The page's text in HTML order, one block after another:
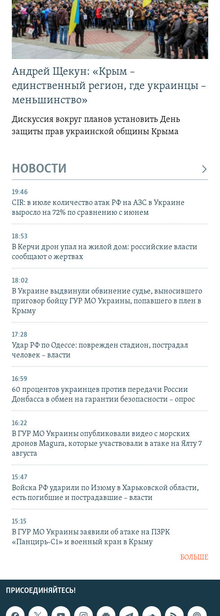
Андрей Щекун: «Крым –
единственный регион, где украинцы –
меньшинство»
Дискуссия вокруг планов установить День
защиты прав украинской общины Крыма
НОВОСТИ
19:46
CIR: в июле количество атак РФ на АЗС в Украине
выросло на 72% по сравнению с июнем
18:53
В Керчи дрон упал на жилой дом: российские власти
сообщают о жертвах
18:02
В Украине выдвинули обвинение судье, выносившего
приговор бойцу ГУР МО Украины, попавшего в плен в
Крыму
17:28
Удар РФ по Одессе: поврежден стадион, пострадал
человек – власти
16:59
60 процентов украинцев против передачи России
Донбасса в обмен на гарантии безопасности – опрос
16:22
В ГУР МО Украины опубликовали видео с морских
дронов Magura, которые участвовали в атаке на Ялту 7
августа
15:47
Войска РФ ударили по Изюму в Харьковской области,
есть погибшие и пострадавшие – власти
15:15
В ГУР МО Украины заявили об атаке на ПЗРК
«Панцирь-С1» и военный кран в Крыму
БОЛЬШЕ
ПРИСОЕДИНЯЙТЕСЬ!